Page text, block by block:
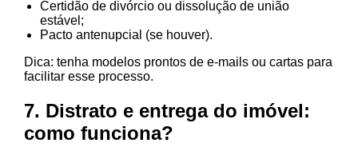
Certidão de divórcio ou dissolução de união
estável;
Pacto antenupcial (se houver).
Dica: tenha modelos prontos de e-mails ou cartas para
facilitar esse processo.
7. Distrato e entrega do imóvel:
como funciona?